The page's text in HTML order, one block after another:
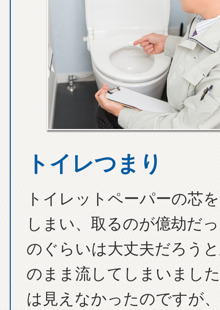
トイレつまり
トイレットペーパーの芯
しまい、取るのが億劫だ
のぐらいは大丈夫だろう
のまま流してしまいまし
は見えなかったのですが